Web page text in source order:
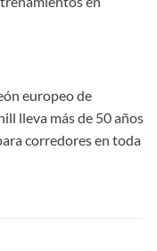
europeo de
lleva más de 50 años
corredores en toda